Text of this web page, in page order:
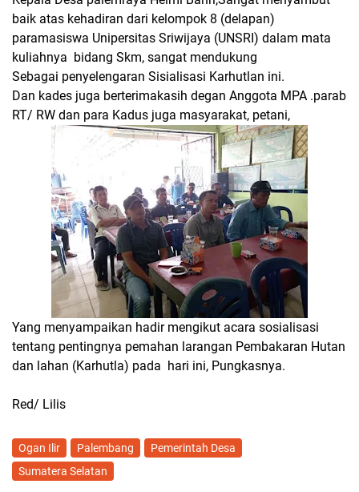
baik atas kehadiran dari kelompok 8 (delapan)
paramasiswa Unipersitas Sriwijaya (UNSRI) dalam mata
kuliahnya bidang Skm, sangat mendukung
Sebagai penyelengaran Sisialisasi Karhutlan ini.
Dan kades juga berterimakasih degan Anggota MPA .parab
RT/ RW dan para Kadus juga masyarakat, petani,
Yang menyampaikan hadir mengikut acara sosialisasi
tentang pentingnya pemahan larangan Pembakaran Hutan
dan lahan (Karhutla) pada hari ini, Pungkasnya.
Red/ Lilis
Ogan Ilir Palembang
Pemerintah Desa
Sumatera Selatan